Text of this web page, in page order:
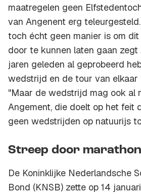
maatregelen geen
van Angenent erg
toch écht geen manier is om
door te kunnen laten gaan
jaren geleden al geprobeerd
wedstrijd en de tour van elkaar
"Maar de wedstrijd mag ook al
Angement, die doelt op het feit
geen wedstrijden op natuurijs
Streep door
De Koninklijke Nederlandsche
Bond (KNSB) zette op 14